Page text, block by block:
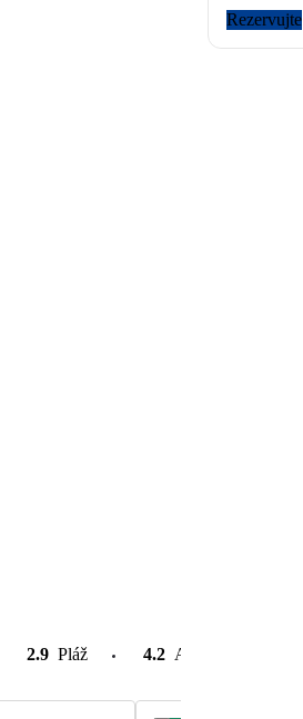
2.9 Pláž 4.2 Atrakce v okolí
Rezervujte